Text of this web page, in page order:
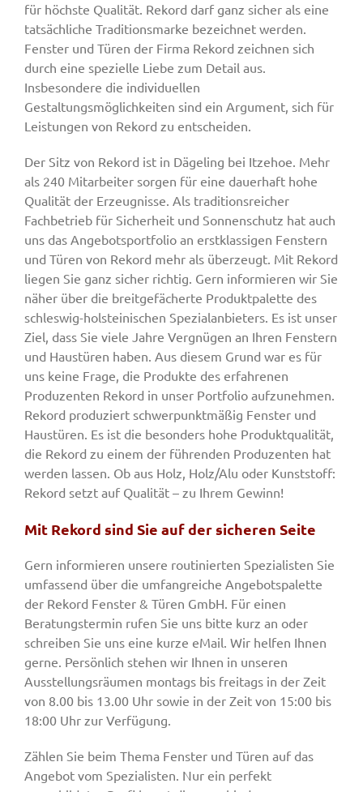
für höchste Qualität. Rekord darf ganz sicher als eine
tatsächliche Traditionsmarke bezeichnet werden.
Fenster und Türen der Firma Rekord zeichnen sich
durch eine spezielle Liebe zum Detail aus.
Insbesondere die individuellen
Gestaltungsmöglichkeiten sind ein Argument, sich für
Leistungen von Rekord zu entscheiden.
Der Sitz von Rekord ist in Dägeling bei Itzehoe. Mehr
als 240 Mitarbeiter sorgen für eine dauerhaft hohe
Qualität der Erzeugnisse. Als traditionsreicher
Fachbetrieb für Sicherheit und Sonnenschutz hat auch
uns das Angebotsportfolio an erstklassigen Fenstern
und Türen von Rekord mehr als überzeugt. Mit Rekord
liegen Sie ganz sicher richtig. Gern informieren wir Sie
näher über die breitgefächerte Produktpalette des
schleswig-holsteinischen Spezialanbieters. Es ist unser
Ziel, dass Sie viele Jahre Vergnügen an Ihren Fenstern
und Haustüren haben. Aus diesem Grund war es für
uns keine Frage, die Produkte des erfahrenen
Produzenten Rekord in unser Portfolio aufzunehmen.
Rekord produziert schwerpunktmäßig Fenster und
Haustüren. Es ist die besonders hohe Produktqualität,
die Rekord zu einem der führenden Produzenten hat
werden lassen. Ob aus Holz, Holz/Alu oder Kunststoff:
Rekord setzt auf Qualität – zu Ihrem Gewinn!
Mit Rekord sind Sie auf der sicheren Seite
Gern informieren unsere routinierten Spezialisten Sie
umfassend über die umfangreiche Angebotspalette
der Rekord Fenster & Türen GmbH. Für einen
Beratungstermin rufen Sie uns bitte kurz an oder
schreiben Sie uns eine kurze eMail. Wir helfen Ihnen
gerne. Persönlich stehen wir Ihnen in unseren
Ausstellungsräumen montags bis freitags in der Zeit
von 8.00 bis 13.00 Uhr sowie in der Zeit von 15:00 bis
18:00 Uhr zur Verfügung.
Zählen Sie beim Thema Fenster und Türen auf das
Angebot vom Spezialisten. Nur ein perfekt